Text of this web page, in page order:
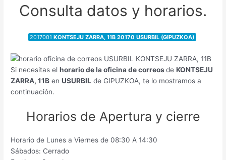
Consulta datos y horarios.
2017001KONTSEJU ZARRA, 11B 20170 USURBIL (GIPUZKOA)
Si necesitas elhorario de la oficina de correosdeKONTSEJU
ZARRA, 11B enUSURBIL de GIPUZKOA, te lo mostramos a
continuación.
Horarios de Apertura y cierre
Horario de Lunes a Viernes de 08:30 A 14:30
Sábados: Cerrado